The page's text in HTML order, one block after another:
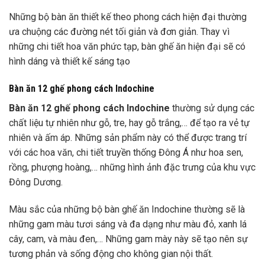
Những bộ bàn ăn thiết kế theo phong cách hiện đại thường
ưa chuộng các đường nét tối giản và đơn giản. Thay vì
những chi tiết hoa văn phức tạp, bàn ghế ăn hiện đại sẽ có
hình dáng và thiết kế sáng tạo
Bàn ăn 12 ghế phong cách Indochine
Bàn ăn 12 ghế phong cách Indochine thường sử dụng các
chất liệu tự nhiên như gỗ, tre, hay gỗ trắng,… để tạo ra vẻ tự
nhiên và ấm áp. Những sản phẩm này có thể được trang trí
với các hoa văn, chi tiết truyền thống Đông Á như hoa sen,
rồng, phượng hoàng,… những hình ảnh đặc trưng của khu vực
Đông Dương.
Màu sắc của những bộ bàn ghế ăn Indochine thường sẽ là
những gam màu tươi sáng và đa dạng như màu đỏ, xanh lá
cây, cam, và màu đen,… Những gam mày này sẽ tạo nên sự
tương phản và sống động cho không gian nội thất.